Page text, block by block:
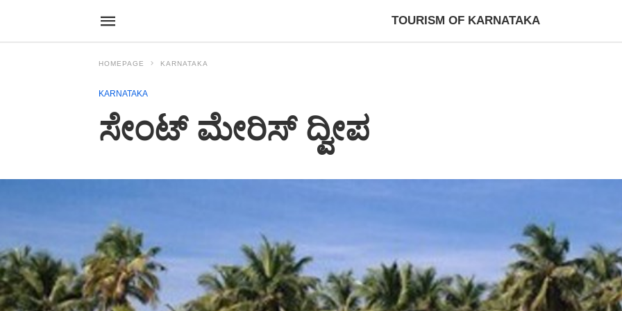
TOURISM OF KARNATAKA
HOMEPAGE KARNATAKA
KARNATAKA
ಸೇಂಟ್ ಮೇರಿಸ್ ದ್ವೀಪ